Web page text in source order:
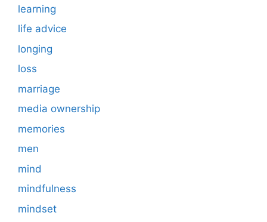
learning
life advice
longing
loss
marriage
media ownership
memories
men
mind
mindfulness
mindset